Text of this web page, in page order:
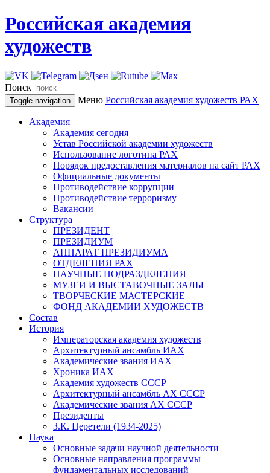
Российская академия
художеств
Поиск
Toggle navigation Меню Российская академия художеств РАХ
Академия
Академия сегодня
Устав Российской академии художеств
Использование логотипа РАХ
Порядок предоставления материалов на сайт РАХ
Официальные документы
Противодействие коррупции
Противодействие терроризму
Вакансии
Структура
ПРЕЗИДЕНТ
ПРЕЗИДИУМ
АППАРАТ ПРЕЗИДИУМА
ОТДЕЛЕНИЯ РАХ
НАУЧНЫЕ ПОДРАЗДЕЛЕНИЯ
МУЗЕИ И ВЫСТАВОЧНЫЕ ЗАЛЫ
ТВОРЧЕСКИЕ МАСТЕРСКИЕ
ФОНД АКАДЕМИИ ХУДОЖЕСТВ
Состав
История
Императорская академия художеств
Архитектурный ансамбль ИАХ
Академические звания ИАХ
Хроника ИАХ
Академия художеств СССР
Архитектурный ансамбль АХ СССР
Академические звания АХ СССР
Президенты
З.К. Церетели (1934-2025)
Наука
Основные задачи научной деятельности
Основные направления программы
фундаментальных исследований